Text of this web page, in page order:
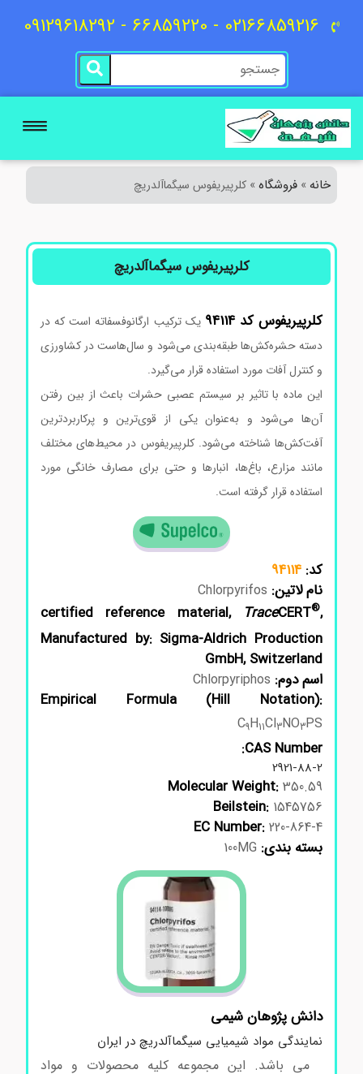
02166859216 - 66859220 - 09129618292
خانه»فروشگاه»کلرپیریفوس سیگماآلدریچ
کلرپیریفوس سیگماآلدریچ
کلرپیریفوس کد 94114
یک ترکیب ارگانوفسفاته است که در
دسته حشره‌کش‌ها طبقه‌بندی می‌شود و سال‌هاست در کشاورزی
و کنترل آفات مورد استفاده قرار می‌گیرد.
این ماده با تاثیر بر سیستم عصبی حشرات باعث از بین رفتن
آن‌ها می‌شود و به‌عنوان یکی از قوی‌ترین و پرکاربردترین
آفت‌کش‌ها شناخته می‌شود. کلرپیریفوس در محیط‌های مختلف
مانند مزارع، باغ‌ها، انبارها و حتی برای مصارف خانگی مورد
استفاده قرار گرفته است.
کد:94114
نام لاتین:Chlorpyrifos
certified reference material,TraceCERT
Manufactured by: Sigma-Aldrich Production
GmbH, Switzerland
اسم دوم:Chlorpyriphos
Empirical Formula (Hill Notation):
C9H11Cl3NO3
CAS Number:
2921-88-2
Molecular Weight:350.59
Beilstein:1545756
EC Number:220-864-4
بسته بندی:100MG
دانش پژوهان شیمی
نمایندگی مواد شیمیایی سیگماآلدریچ در ایران
می باشد. این مجموعه کلیه محصولات و مواد